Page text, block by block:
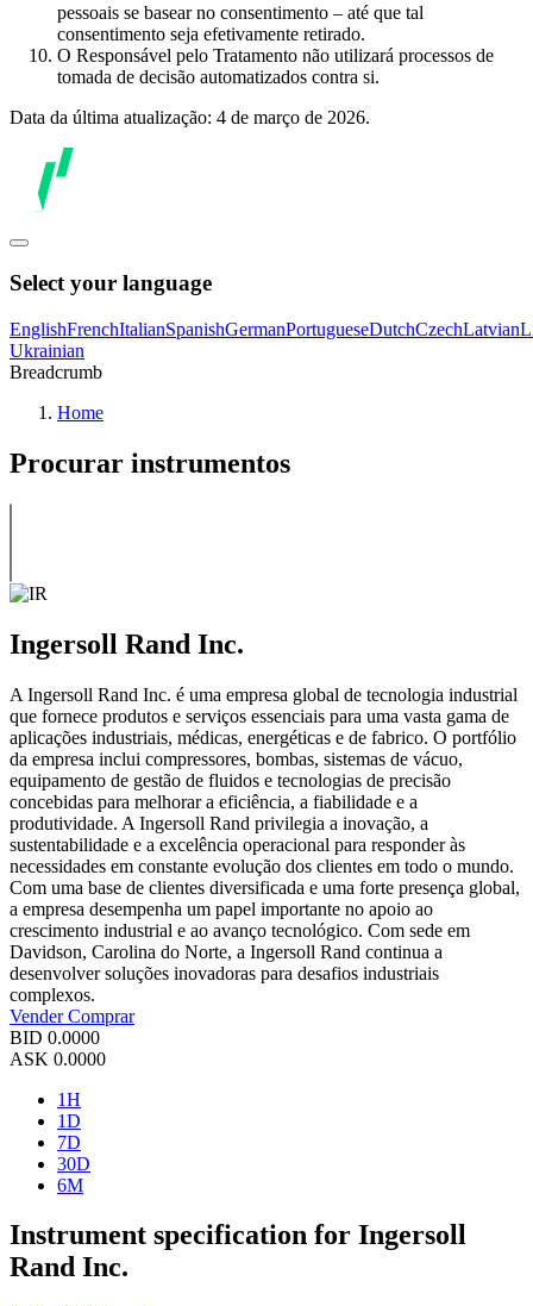
pessoais se basear no consentimento – até que tal
consentimento seja efetivamente retirado.
O Responsável pelo Tratamento não utilizará processos de
tomada de decisão automatizados contra si.
Data da última atualização: 4 de março de 2026.
Select your language
EnglishFrenchItalianSpanishGermanPortugueseDutchCzechLatvian
Ukrainian
Breadcrumb
Home
Procurar instrumentos
Ingersoll Rand Inc.
A Ingersoll Rand Inc. é uma empresa global de tecnologia industrial
que fornece produtos e serviços essenciais para uma vasta gama de
aplicações industriais, médicas, energéticas e de fabrico. O portfólio
da empresa inclui compressores, bombas, sistemas de vácuo,
equipamento de gestão de fluidos e tecnologias de precisão
concebidas para melhorar a eficiência, a fiabilidade e a
produtividade. A Ingersoll Rand privilegia a inovação, a
sustentabilidade e a excelência operacional para responder às
necessidades em constante evolução dos clientes em todo o mundo.
Com uma base de clientes diversificada e uma forte presença global,
a empresa desempenha um papel importante no apoio ao
crescimento industrial e ao avanço tecnológico. Com sede em
Davidson, Carolina do Norte, a Ingersoll Rand continua a
desenvolver soluções inovadoras para desafios industriais
complexos.
VenderComprar
BID 0.0000
ASK 0.0000
1H
1D
7D
30D
6M
Instrument specification for Ingersoll
Rand Inc.